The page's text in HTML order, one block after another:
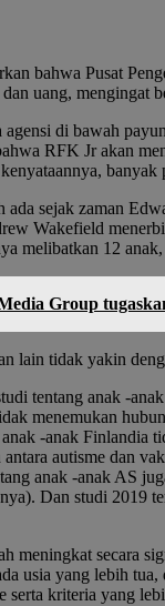
bahwa Pusat
uang, mengingat
agensi di bawah
RFK Jr akan
sejak zaman
Wakefield
melibatkan 12
Group
lain tidak yakin
tentang anak -
menemukan
-anak Finlandia
autisme dan
anak -anak AS
Dan studi 2019
meningkat secara
usia yang lebih
serta kriteria yang